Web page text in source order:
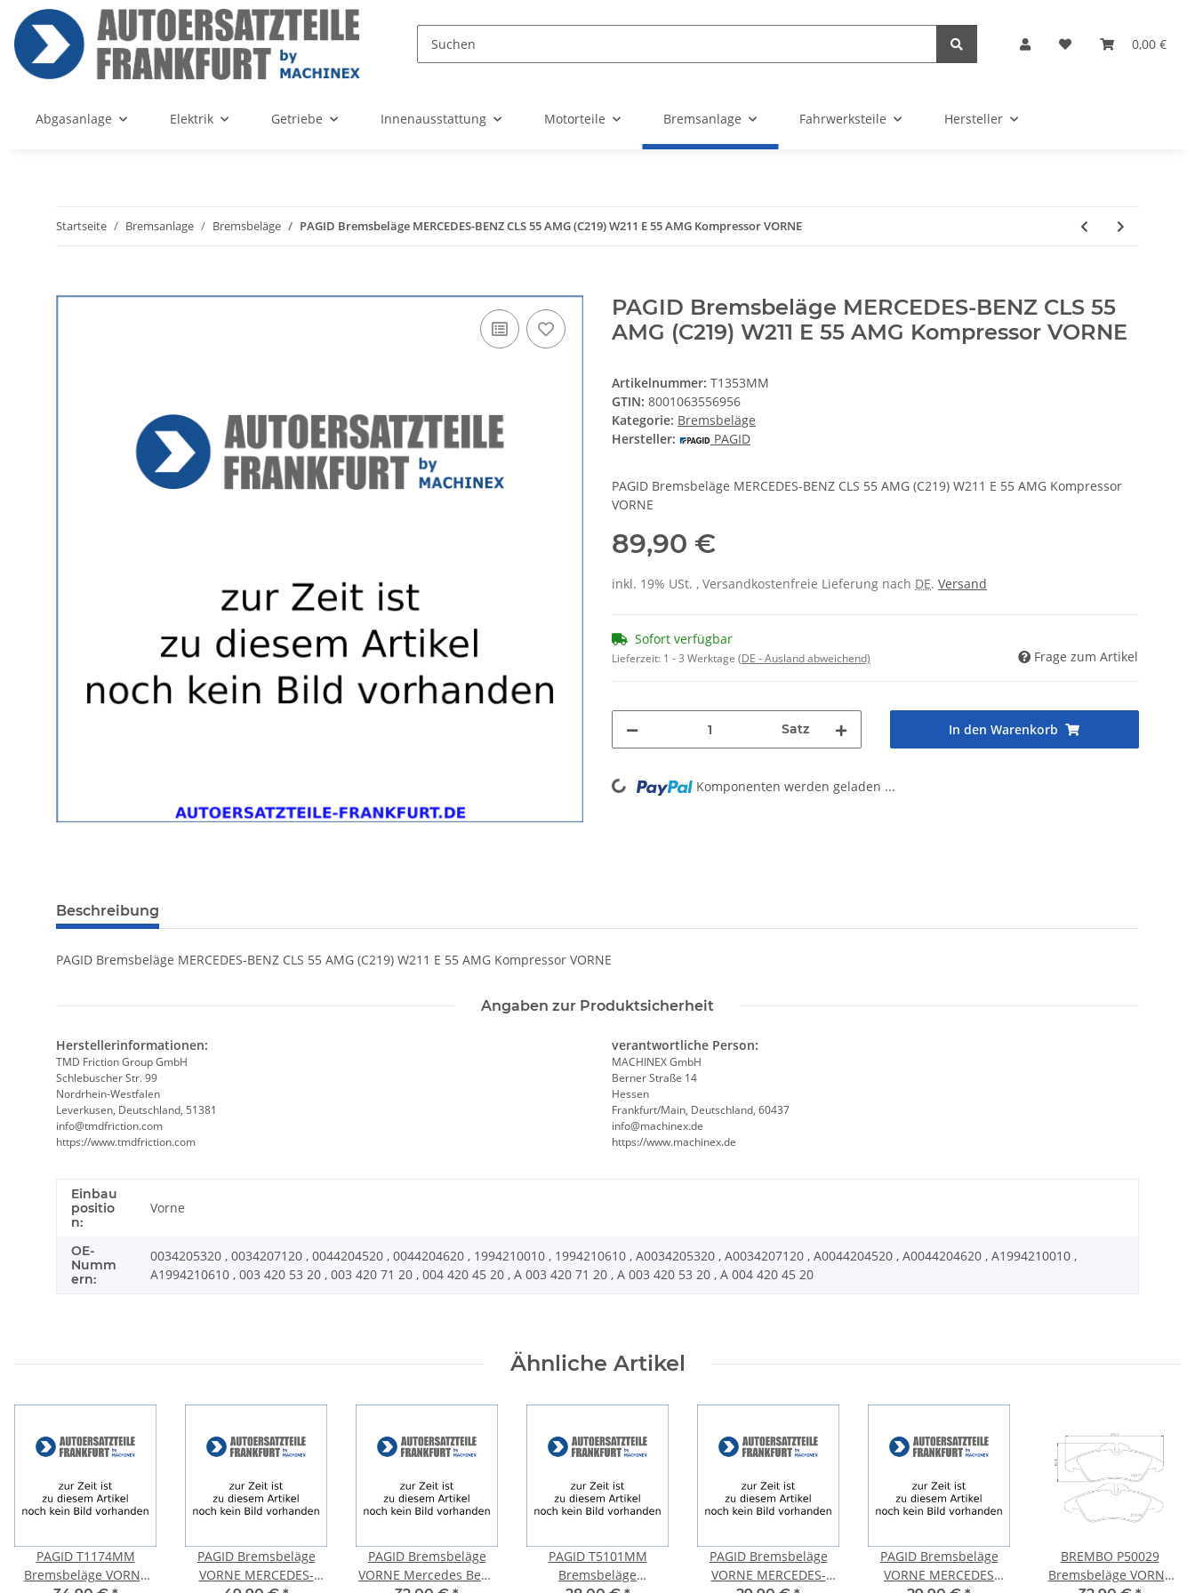
0,00 €
Abgasanlage Elektrik Getriebe Innenausstattung Motorteile Bremsanlage Fahrwerksteile Hersteller
Startseite Bremsanlage Bremsbeläge PAGID Bremsbeläge MERCEDES-BENZ CLS 55 AMG (C219) W211 E 55 AMG Kompressor VORNE
PAGID Bremsbeläge MERCEDES-BENZ CLS 55
AMG (C219) W211 E 55 AMG Kompressor VORNE
Artikelnummer: T1353MM
GTIN: 8001063556956
Kategorie: Bremsbeläge
Hersteller:
PAGID
PAGID Bremsbeläge MERCEDES-BENZ CLS 55 AMG (C219) W211 E 55 AMG Kompressor
VORNE
89,90 €
inkl. 19% USt. , Versandkostenfreie Lieferung nach DE. Versand
Sofort verfügbar
Lieferzeit: 1 - 3 Werktage (DE - Ausland abweichend) Frage zum Artikel
Satz In den Warenkorb
Loading... Komponenten werden geladen ...
Beschreibung
PAGID Bremsbeläge MERCEDES-BENZ CLS 55 AMG (C219) W211 E 55 AMG Kompressor VORNE
Angaben zur Produktsicherheit
Herstellerinformationen:
TMD Friction Group GmbH
Schlebuscher Str. 99
Nordrhein-Westfalen
Leverkusen, Deutschland, 51381
info@tmdfriction.com
https://www.tmdfriction.com
verantwortliche Person:
MACHINEX GmbH
Berner Straße 14
Hessen
Frankfurt/Main, Deutschland, 60437
info@machinex.de
https://www.machinex.de
Einbau
positio
n:
Vorne
OE-
Numm
ern:
0034205320 , 0034207120 , 0044204520 , 0044204620 , 1994210010 , 1994210610 , A0034205320 , A0034207120 , A0044204520 , A0044204620 , A1994210010 ,
A1994210610 , ­003 420 53 20 , 003 420 71 20 , ­004 420 45 20 , ­A 003 420 71 20 , ­A 003 420 53 20 , ­A 004 420 45 20
Ähnliche Artikel
PAGID T1174MM
Bremsbeläge VORNE
PAGID Bremsbeläge
VORNE MERCEDES-
PAGID Bremsbeläge
VORNE Mercedes Benz
PAGID T5101MM
Bremsbeläge
PAGID Bremsbeläge
VORNE MERCEDES-
PAGID Bremsbeläge
VORNE MERCEDES
BREMBO P50029
Bremsbeläge VORNE